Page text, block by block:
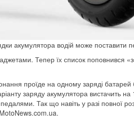
акумулятора водій може поставити
Тепер їх список поповнився
проїде на одному заряді
заряду акумулятора вистачить
Так що навіть у разі повної